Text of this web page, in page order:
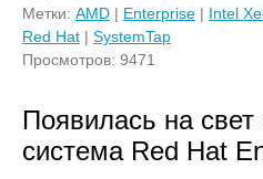
Метки: AMD | Enterprise | Intel
Red Hat | SystemTap
Просмотров: 9471
Появилась на
система Red Hat